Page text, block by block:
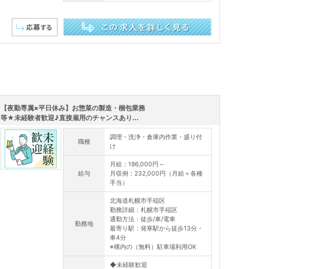
【夜勤専属×平日休み】お惣菜の製造・梱包業務
等★未経験者歓迎♪直接雇用のチャンスあり...
職種
調理・洗浄・倉庫内作業・盛り付
け
給与
月給：186,000円～
月収例：232,000円（月給＋各種
手当）
勤務地
北海道札幌市手稲区
勤務詳細：札幌市手稲区
通勤方法：徒歩/車/電車
最寄り駅：発寒駅から徒歩13分・
車4分
※構内の（無料）駐車場利用OK
◆未経験歓迎